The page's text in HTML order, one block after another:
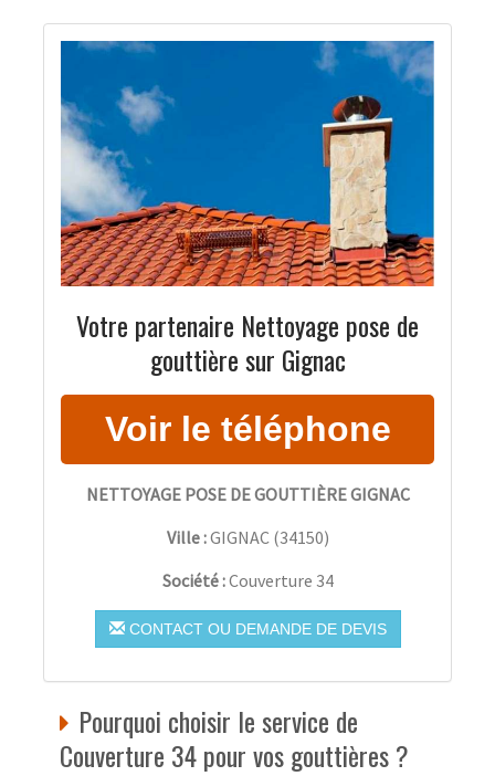
Votre partenaire Nettoyage pose de
gouttière sur Gignac
NETTOYAGE POSE DE GOUTTIÈRE GIGNAC
Ville :GIGNAC(34150)
Société :Couverture 34
CONTACT OU DEMANDE DE DEVIS
Pourquoi choisir le service de
Couverture 34 pour vos gouttières ?